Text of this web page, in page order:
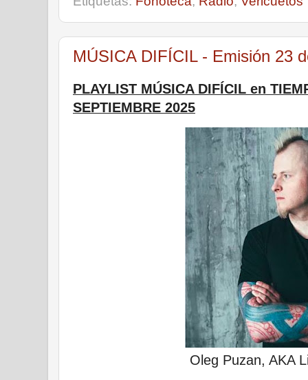
MÚSICA DIFÍCIL - Emisión 23
PLAYLIST MÚSICA DIFÍCIL en
SEPTIEMBRE 2025
Oleg Puzan, AKA